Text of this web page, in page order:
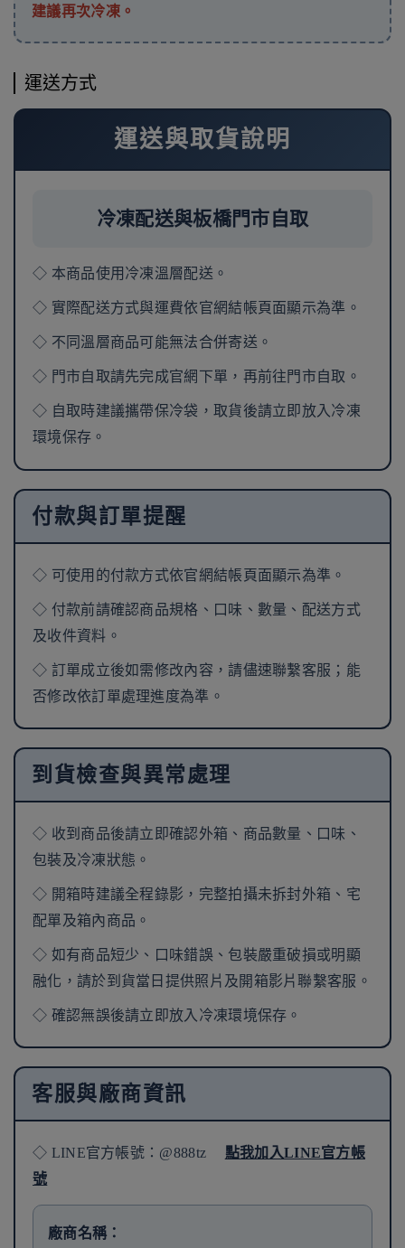
建議再次冷凍。
運送方式
運送與取貨說明
冷凍配送與板橋門市自取
◇ 本商品使用冷凍溫層配送。
◇ 實際配送方式與運費依官網結帳頁面顯示為準。
◇ 不同溫層商品可能無法合併寄送。
◇ 門市自取請先完成官網下單，再前往門市自取。
◇ 自取時建議攜帶保冷袋，取貨後請立即放入冷凍
環境保存。
付款與訂單提醒
◇ 可使用的付款方式依官網結帳頁面顯示為準。
◇ 付款前請確認商品規格、口味、數量、配送方式
及收件資料。
◇ 訂單成立後如需修改內容，請儘速聯繫客服；能
否修改依訂單處理進度為準。
到貨檢查與異常處理
◇ 收到商品後請立即確認外箱、商品數量、口味、
包裝及冷凍狀態。
◇ 開箱時建議全程錄影，完整拍攝未拆封外箱、宅
配單及箱內商品。
◇ 如有商品短少、口味錯誤、包裝嚴重破損或明顯
融化，請於到貨當日提供照片及開箱影片聯繫客服。
◇ 確認無誤後請立即放入冷凍環境保存。
客服與廠商資訊
◇ LINE官方帳號：@888tz 點我加入LINE官方帳
號
廠商名稱：